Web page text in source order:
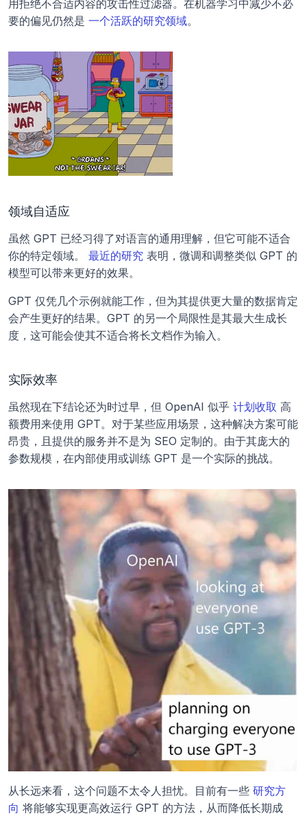
用拒绝不合适内容的攻击性过滤器。在机器学习中减少不必
要的偏见仍然是 一个活跃的研究领域。
领域自适应
虽然 GPT 已经习得了对语言的通用理解，但它可能不适合
你的特定领域。 最近的研究 表明，微调和调整类似 GPT 的
模型可以带来更好的效果。
GPT 仅凭几个示例就能工作，但为其提供更大量的数据肯定
会产生更好的结果。GPT 的另一个局限性是其最大生成长
度，这可能会使其不适合将长文档作为输入。
实际效率
虽然现在下结论还为时过早，但 OpenAI 似乎 计划收取 高
额费用来使用 GPT。对于某些应用场景，这种解决方案可能
昂贵，且提供的服务并不是为 SEO 定制的。由于其庞大的
参数规模，在内部使用或训练 GPT 是一个实际的挑战。
从长远来看，这个问题不太令人担忧。目前有一些 研究方
向 将能够实现更高效运行 GPT 的方法，从而降低长期成